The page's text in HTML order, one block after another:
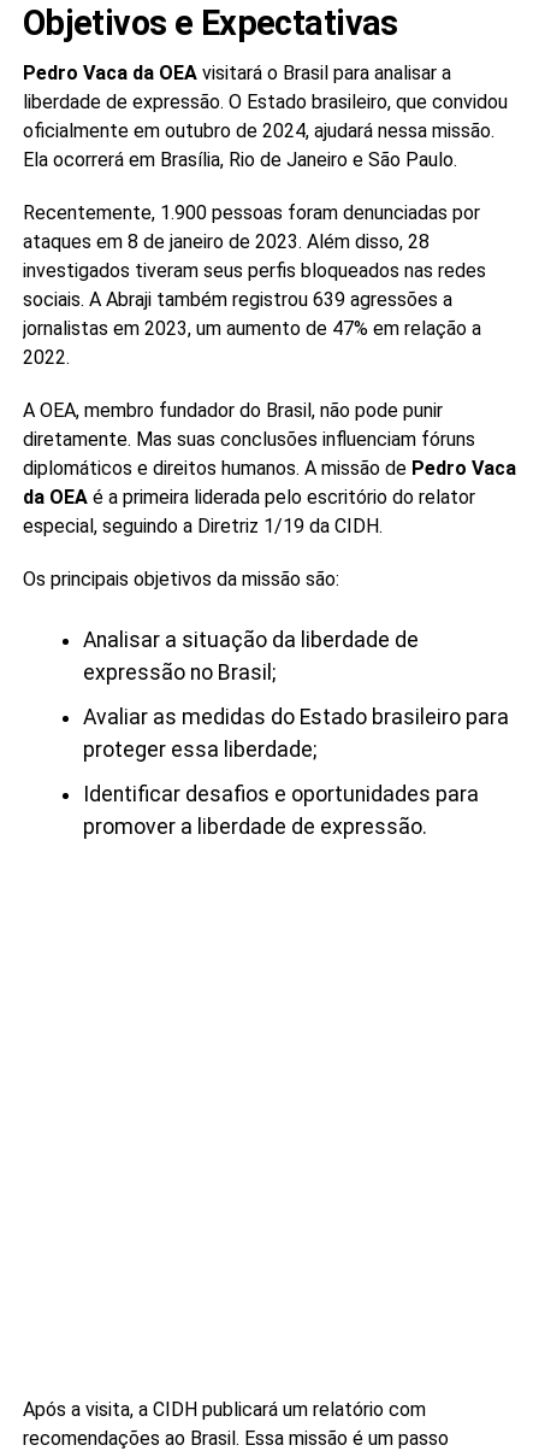
Objetivos e Expectativas
Pedro Vaca da OEAvisitará o Brasil para analisar a
liberdade de expressão. O Estado brasileiro, que convidou
oficialmente em outubro de 2024, ajudará nessa missão.
Ela ocorrerá em Brasília, Rio de Janeiro e São Paulo.
Recentemente, 1.900 pessoas foram denunciadas por
ataques em 8 de janeiro de 2023. Além disso, 28
investigados tiveram seus perfis bloqueados nas redes
sociais. A Abraji também registrou 639 agressões a
jornalistas em 2023, um aumento de 47% em relação a
2022.
A OEA, membro fundador do Brasil, não pode punir
diretamente. Mas suas conclusões influenciam fóruns
diplomáticos e direitos humanos. A missão de Pedro Vaca
da OEAé a primeira liderada pelo escritório do relator
especial, seguindo a Diretriz 1/19 da CIDH.
Os principais objetivos da missão são:
Analisar a situação da liberdade de
expressão no Brasil;
Avaliar as medidas do Estado brasileiro para
proteger essa liberdade;
Identificar desafios e oportunidades para
promover a liberdade de expressão.
Após a visita, a CIDH publicará um relatório com
recomendações ao Brasil. Essa missão é um passo